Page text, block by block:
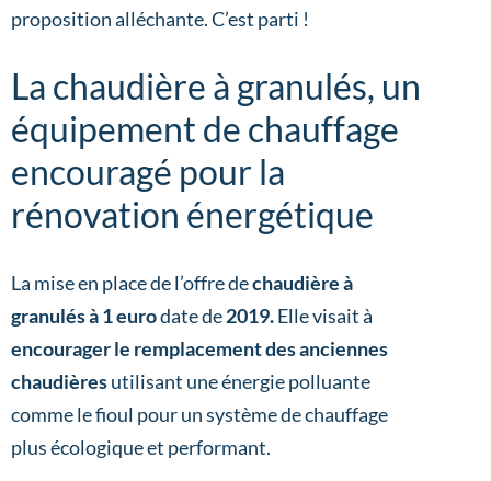
proposition alléchante. C’est parti !
La chaudière à granulés, un
équipement de chauffage
encouragé pour la
rénovation énergétique
La mise en place de l’offre dechaudière à
granulés à 1 eurodate de2019.Elle visait à
encourager le remplacement des anciennes
chaudièresutilisant une énergie polluante
comme le fioul pour un système de chauffage
plus écologique et performant.